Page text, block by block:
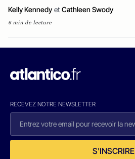
Kelly Kennedy et Cathleen Swody
6 min de lecture
RECEVEZ NOTRE NEWSLETTER
S'INSCRIRE